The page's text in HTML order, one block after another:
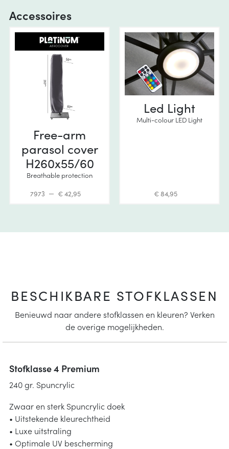
Accessoires
Free-arm
parasol cover
H260x55/60
Breathable protection
7973 € 42,95
Led Light
Multi-colour LED Light
€ 84,95
BESCHIKBARE STOFKLASSEN
Benieuwd naar andere stofklassen en kleuren? Verken
de overige mogelijkheden.
Stofklasse 4 Premium
240 gr. Spuncrylic
Zwaar en sterk Spuncrylic doek
• Uitstekende kleurechtheid
• Luxe uitstraling
• Optimale UV bescherming